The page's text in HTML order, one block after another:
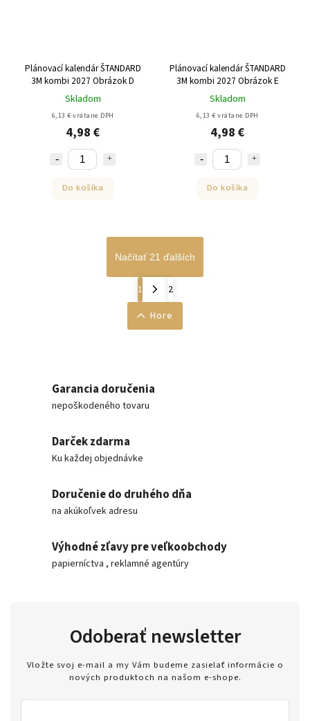
Plánovací kalendár ŠTANDARD
3M kombi 2027 Obrázok D
Skladom
6,13 € vrátane DPH
4,98 €
Do košíka
Plánovací kalendár ŠTANDARD
3M kombi 2027 Obrázok E
Skladom
6,13 € vrátane DPH
4,98 €
Do košíka
Načítať 21 ďalších
1
2
Hore
Garancia doručenia
nepoškodeného tovaru
Darček zdarma
Ku každej objednávke
Doručenie do druhého dňa
na akúkoľvek adresu
Výhodné zľavy pre veľkoobchody
papierníctva , reklamné agentúry
Odoberať newsletter
Vložte svoj e-mail a my Vám budeme zasielať informácie o
nových produktoch na našom e-shope.